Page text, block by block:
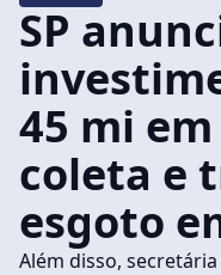
SP
45 mi
coleta e
esgoto
Além disso,